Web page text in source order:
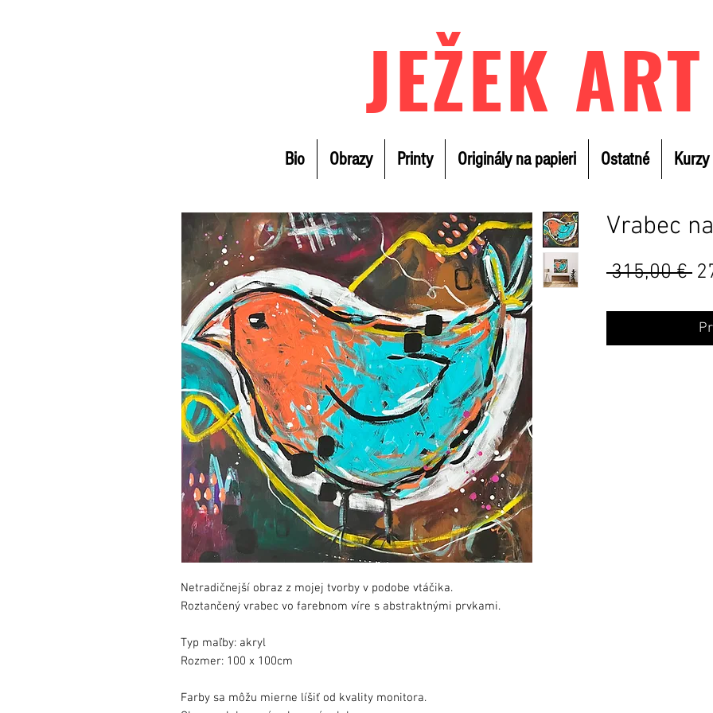
JEŽEK ART
Bio Obrazy Printy Originály na papieri Ostatné Kurzy
Netradičnejší obraz z mojej tvorby v podobe vtáčika.
Roztančený vrabec vo farebnom víre s abstraktnými prvkami.
Typ maľby: akryl
Rozmer: 100 x 100cm
Farby sa môžu mierne líšiť od kvality monitora.
Vrabec
315,00 €